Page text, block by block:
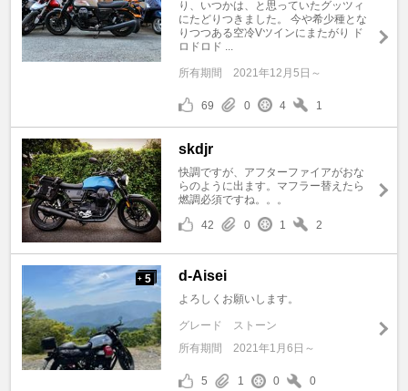
り、いつかは、と思っていたグッツィ
にたどりつきました。 今や希少種とな
りつつある空冷Vツインにまたがり ド
ロドロド ...
所有期間 2021年12月5日～
69 0 4 1
skdjr
快調ですが、アフターファイアがおな
らのように出ます。マフラー替えたら
燃調必須ですね。。。
42
0 1 2
+ 5 d-Aisei
よろしくお願いします。
グレード
ストーン
所有期間
2021年1月6日～
5 1 0 0